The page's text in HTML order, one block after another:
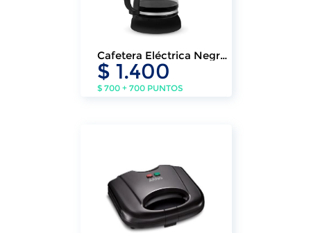
Cafetera Eléctrica Negra
Daewoo
$ 1.400
$ 700 + 700 PUNTOS